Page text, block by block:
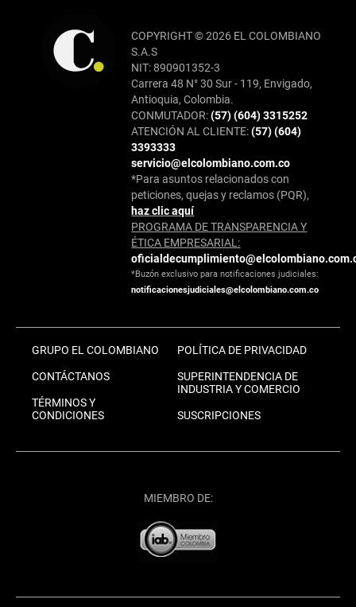
COPYRIGHT © 2026 EL COLOMBIANO
S.A.S
NIT: 890901352-3
Carrera 48 N° 30 Sur - 119, Envigado,
Antioquia, Colombia.
CONMUTADOR:(57) (604) 3315252
ATENCIÓN AL CLIENTE:(57) (604)
3393333
servicio@elcolombiano.com.co
*Para asuntos relacionados con
peticiones, quejas y reclamos (PQR),
haz clic aquí
PROGRAMA DE TRANSPARENCIA Y
ÉTICA EMPRESARIAL:
*Buzón exclusivo para notificaciones judiciales:
notificacionesjudiciales@elcolombiano.com.co
GRUPO EL COLOMBIANO
CONTÁCTANOS
TÉRMINOS Y
CONDICIONES
POLÍTICA DE PRIVACIDAD
SUPERINTENDENCIA DE
INDUSTRIA Y COMERCIO
SUSCRIPCIONES
MIEMBRO DE: